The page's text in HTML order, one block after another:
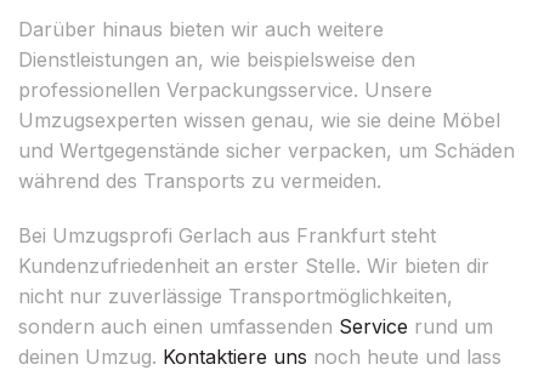
Darüber hinaus bieten wir auch weitere
Dienstleistungen an, wie beispielsweise den
professionellen Verpackungsservice. Unsere
Umzugsexperten wissen genau, wie sie deine Möbel
und Wertgegenstände sicher verpacken, um Schäden
während des Transports zu vermeiden.
Bei Umzugsprofi Gerlach aus Frankfurt steht
Kundenzufriedenheit an erster Stelle. Wir bieten dir
nicht nur zuverlässige Transportmöglichkeiten,
sondern auch einen umfassenden Service rund um
deinen Umzug. Kontaktiere uns noch heute und lass